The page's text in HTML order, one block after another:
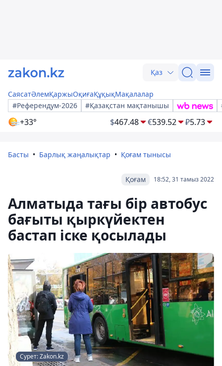
Қаз
СаясатӘлемҚаржыОқиғаҚұқықМақалалар
#Референдум-2026
#Қазақстан мақтанышы
+33° $467.48 €539.52 ₽5.73
Басты Барлық жаңалықтар Қоғам тынысы
18:52, 31 тамыз 2022
Қоғам
Алматыда тағы бір автобус
бағыты қыркүйектен
бастап іске қосылады
Сурет: Zakon.kz